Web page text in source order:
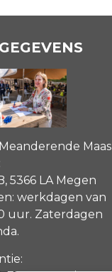
Maas
5366 LA Megen
werkdagen van
uur. Zaterdagen
.